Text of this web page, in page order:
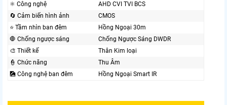
⚛️ Công nghệ
AHD CVI TVI BCS
🔄 Cảm biến hình ảnh
CMOS
⭐ Tầm nhìn ban đêm
Hồng Ngoại 30m
🛑 Chống ngược sáng
Chống Ngược Sáng DWDR
🎨 Thiết kế
Thân Kim loại
👮 Chức năng
Thu Âm
🎑 Công nghệ ban đêm
Hồng Ngoại Smart IR